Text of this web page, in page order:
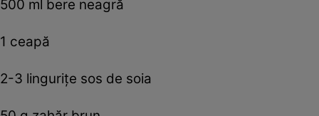
500 ml bere neagră
1 ceapă
2-3 linguriţe sos de soia